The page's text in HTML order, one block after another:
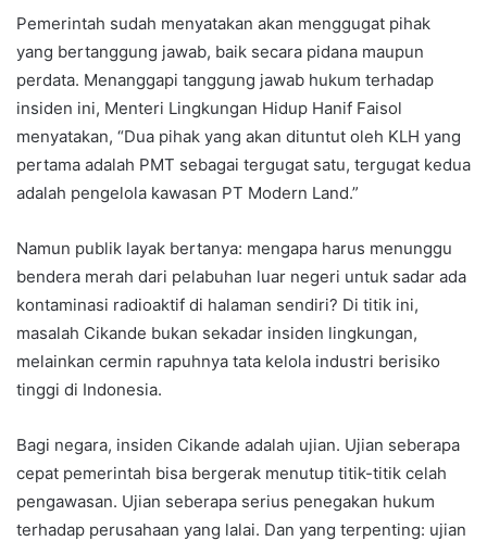
Pemerintah sudah menyatakan akan menggugat pihak
yang bertanggung jawab, baik secara pidana maupun
perdata. Menanggapi tanggung jawab hukum terhadap
insiden ini, Menteri Lingkungan Hidup Hanif Faisol
menyatakan, “Dua pihak yang akan dituntut oleh KLH yang
pertama adalah PMT sebagai tergugat satu, tergugat kedua
adalah pengelola kawasan PT Modern Land.”
Namun publik layak bertanya: mengapa harus menunggu
bendera merah dari pelabuhan luar negeri untuk sadar ada
kontaminasi radioaktif di halaman sendiri? Di titik ini,
masalah Cikande bukan sekadar insiden lingkungan,
melainkan cermin rapuhnya tata kelola industri berisiko
tinggi di Indonesia.
Bagi negara, insiden Cikande adalah ujian. Ujian seberapa
cepat pemerintah bisa bergerak menutup titik-titik celah
pengawasan. Ujian seberapa serius penegakan hukum
terhadap perusahaan yang lalai. Dan yang terpenting: ujian